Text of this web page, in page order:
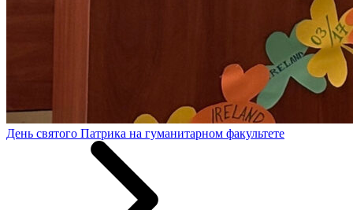
День святого Патрика на гуманитарном факультете